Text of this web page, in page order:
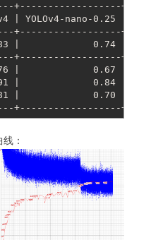
+------------------
| YOLOv4-nano-0.25 |
+------------------
| 0.74
+------------------
| 0.76 |
| 0.84
| 0.70
+------------------
：